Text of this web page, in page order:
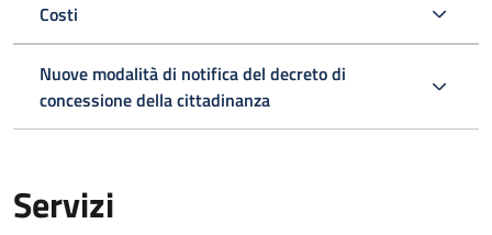
Costi
Nuove modalità di notifica del decreto di
concessione della cittadinanza
Servizi